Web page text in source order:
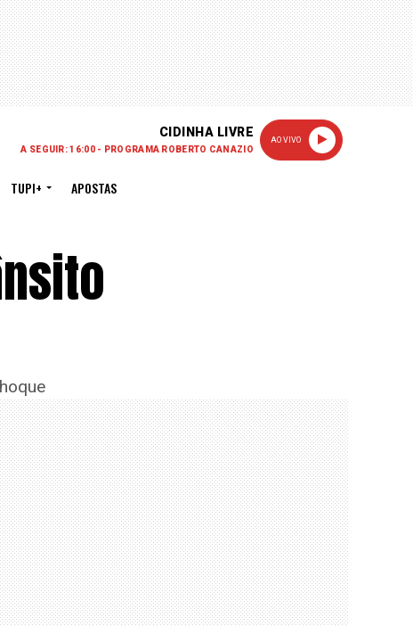
CIDINHA LIVRE
A SEGUIR: 16:00 - PROGRAMA ROBERTO CANAZIO
AO VIVO
TUPI+ APOSTAS